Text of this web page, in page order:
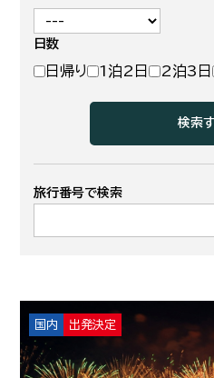
日数
日帰り 1泊2日 2泊3日
旅行番号で検索
国内 出発決定